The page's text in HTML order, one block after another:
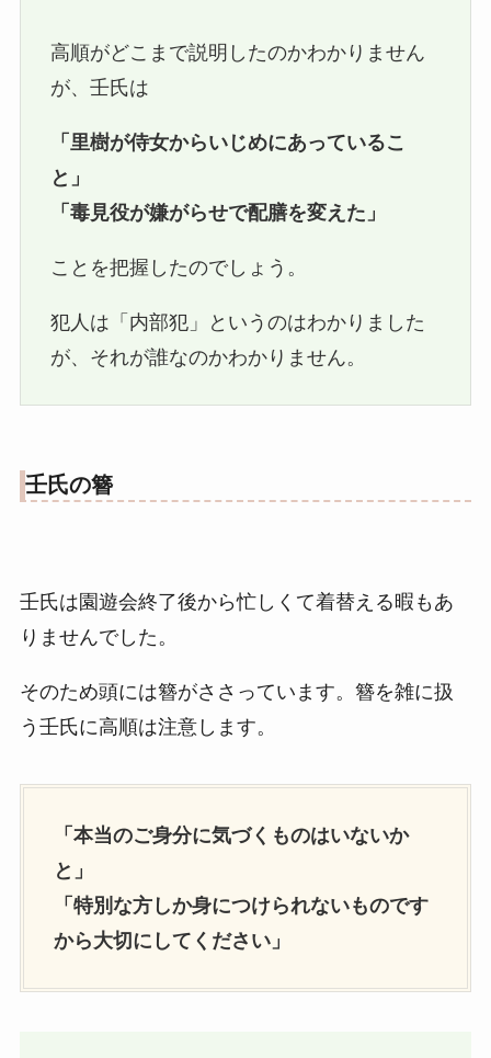
高順がどこまで説明したのかわかりません
が、壬氏は
「里樹が侍女からいじめにあっているこ
と」
「毒見役が嫌がらせで配膳を変えた」
ことを把握したのでしょう。
犯人は「内部犯」というのはわかりました
が、それが誰なのかわかりません。
壬氏の簪
壬氏は園遊会終了後から忙しくて着替える暇もあ
りませんでした。
そのため頭には簪がささっています。簪を雑に扱
う壬氏に高順は注意します。
「本当のご身分に気づくものはいないか
と」
「特別な方しか身につけられないものです
から大切にしてください」